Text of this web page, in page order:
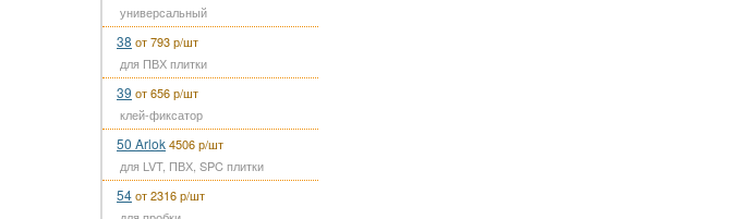
универсальный
38 от 793 р/шт
для ПВХ плитки
39 от 656 р/шт
клей-фиксатор
50 Arlok4506 р/шт
для LVT, ПВХ, SPC плитки
54от 2316 р/шт